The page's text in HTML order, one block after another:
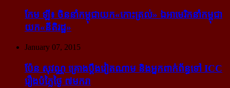
កែម ឡី៖ ចិន​នាំ​កម្ពុជា​យក​«កោះ​ត្រល់» ឯ​អាមេរិក​នាំ​កម្ពុជា​
យក​«នីតិរដ្ឋ»
January 07, 2015
ប៉ែន សុវណ្ណ គ្រោង​ប្តឹង​វៀតណាម និង​អ្នក​ពាក់​ព័ន្ធ​ទៅ ICC
រឿង​បំភ្លៃ​ថ្ងៃ ៧​មករា